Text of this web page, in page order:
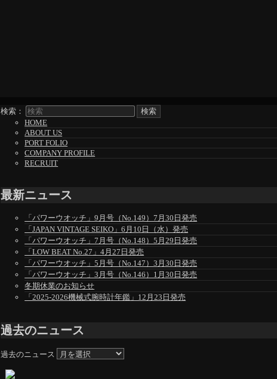
検索：
HOME
ABOUT US
PORT FOLIO
COMPANY PROFILE
RECRUIT
最新ニュース
「パワーウオッチ」9月号（No.149）7月30日発売
「JAPAN VINTAGE SEIKO」6月10日（水）発売
「パワーウオッチ」7月号（No.148）5月29日発売
「LOW BEAT No.27」4月27日発売
「パワーウオッチ」5月号（No.147）3月30日発売
「パワーウオッチ」3月号（No.146）1月30日発売
冬期休業のお知らせ
「2025-2026機械式腕時計年鑑」12月23日発売
過去のニュース
過去のニュース